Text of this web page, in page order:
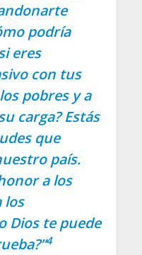
podría
eres
con tus
pobres y a
carga? Estás
que
país.
a los
los
Dios te puede
4